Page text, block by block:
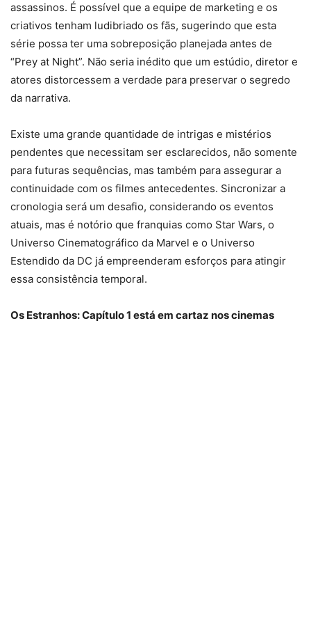
assassinos. É possível que a equipe de marketing e os
criativos tenham ludibriado os fãs, sugerindo que esta
série possa ter uma sobreposição planejada antes de
“Prey at Night”. Não seria inédito que um estúdio, diretor e
atores distorcessem a verdade para preservar o segredo
da narrativa.
Existe uma grande quantidade de intrigas e mistérios
pendentes que necessitam ser esclarecidos, não somente
para futuras sequências, mas também para assegurar a
continuidade com os filmes antecedentes. Sincronizar a
cronologia será um desafio, considerando os eventos
atuais, mas é notório que franquias como Star Wars, o
Universo Cinematográfico da Marvel e o Universo
Estendido da DC já empreenderam esforços para atingir
essa consistência temporal.
Os Estranhos: Capítulo 1 está em cartaz nos cinemas